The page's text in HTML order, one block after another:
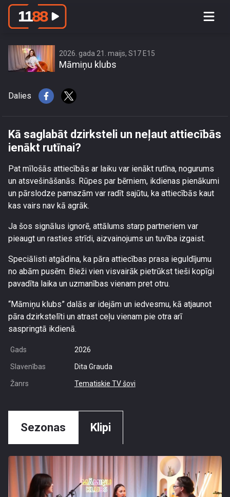
Kā saglabāt dzirksteli un neļaut
2026. gada 21. maijs, S17 E15
Māmiņu klubs
Dalies
Kā saglabāt dzirksteli un neļaut attiecībās
ienākt rutīnai?
Pat mīlošās attiecībās ar laiku var ienākt rutīna, nogurums
un atsvešināšanās. Rūpes par bērniem, ikdienas pienākumi
un pārslodze pamazām var radīt sajūtu, ka attiecībās kaut
kas vairs nav kā agrāk.
Ja šos signālus ignorē, attālums starp partneriem var
pieaugt un rasties strīdi, aizvainojums un tuvība izgaist.
Speciālisti atgādina, ka pāra attiecības prasa ieguldījumu
no abām pusēm. Bieži vien visvairāk pietrūkst tieši kopīgi
pavadīta laika un uzmanības vienam pret otru.
“Māmiņu klubs” dalās ar idejām un iedvesmu, kā atjaunot
pāra dzirkstelīti un atrast ceļu vienam pie otra arī
saspringtā ikdienā.
Gads 2026
Slavenības Dita Grauda
Žanrs Tematiskie TV šovi
Sezonas Klipi